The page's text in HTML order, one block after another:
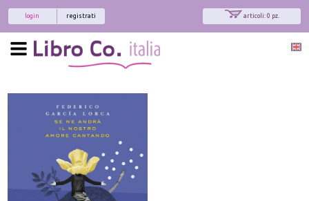
articoli: 0 pz.
registrati
login